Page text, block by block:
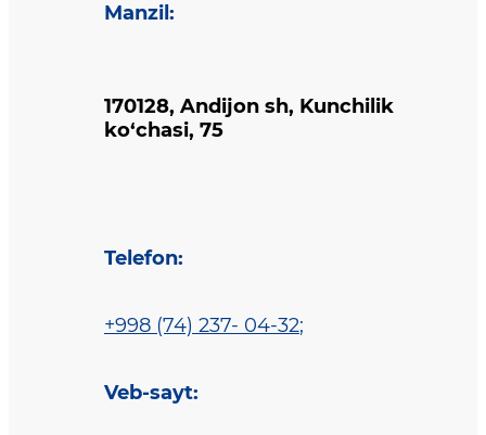
Manzil:
170128, Andijon sh, Kunchilik
ko‘chasi, 75
Telefon:
+998 (74) 237- 04-32;
Veb-sayt: